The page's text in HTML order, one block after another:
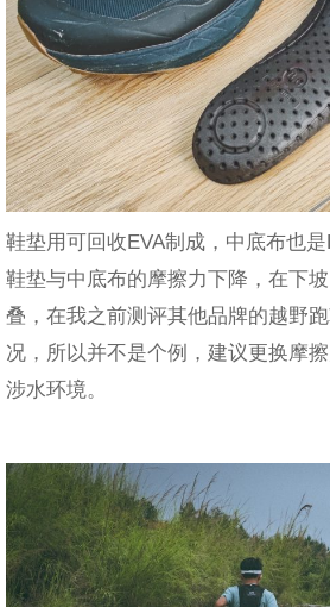
鞋垫用可回收EVA制成，中底布也是
鞋垫与中底布的摩擦力下降，在下
叠，在我之前测评其他品牌的越野
况，所以并不是个例，建议更换摩
涉水环境。